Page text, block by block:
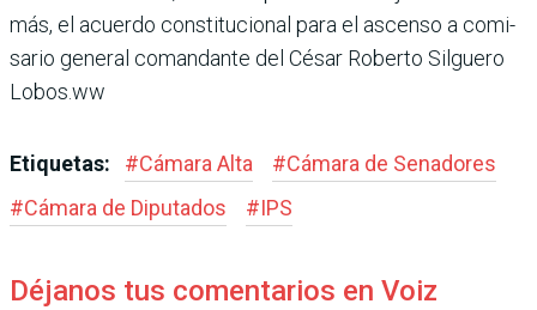
más, el acuerdo constitucio­nal para el ascenso a comi­
sario general comandante del César Roberto Silguero
Lobos.ww
Etiquetas: #Cámara Alta #Cámara de Senadores
#Cámara de Diputados #IPS
Déjanos tus comentarios en Voiz